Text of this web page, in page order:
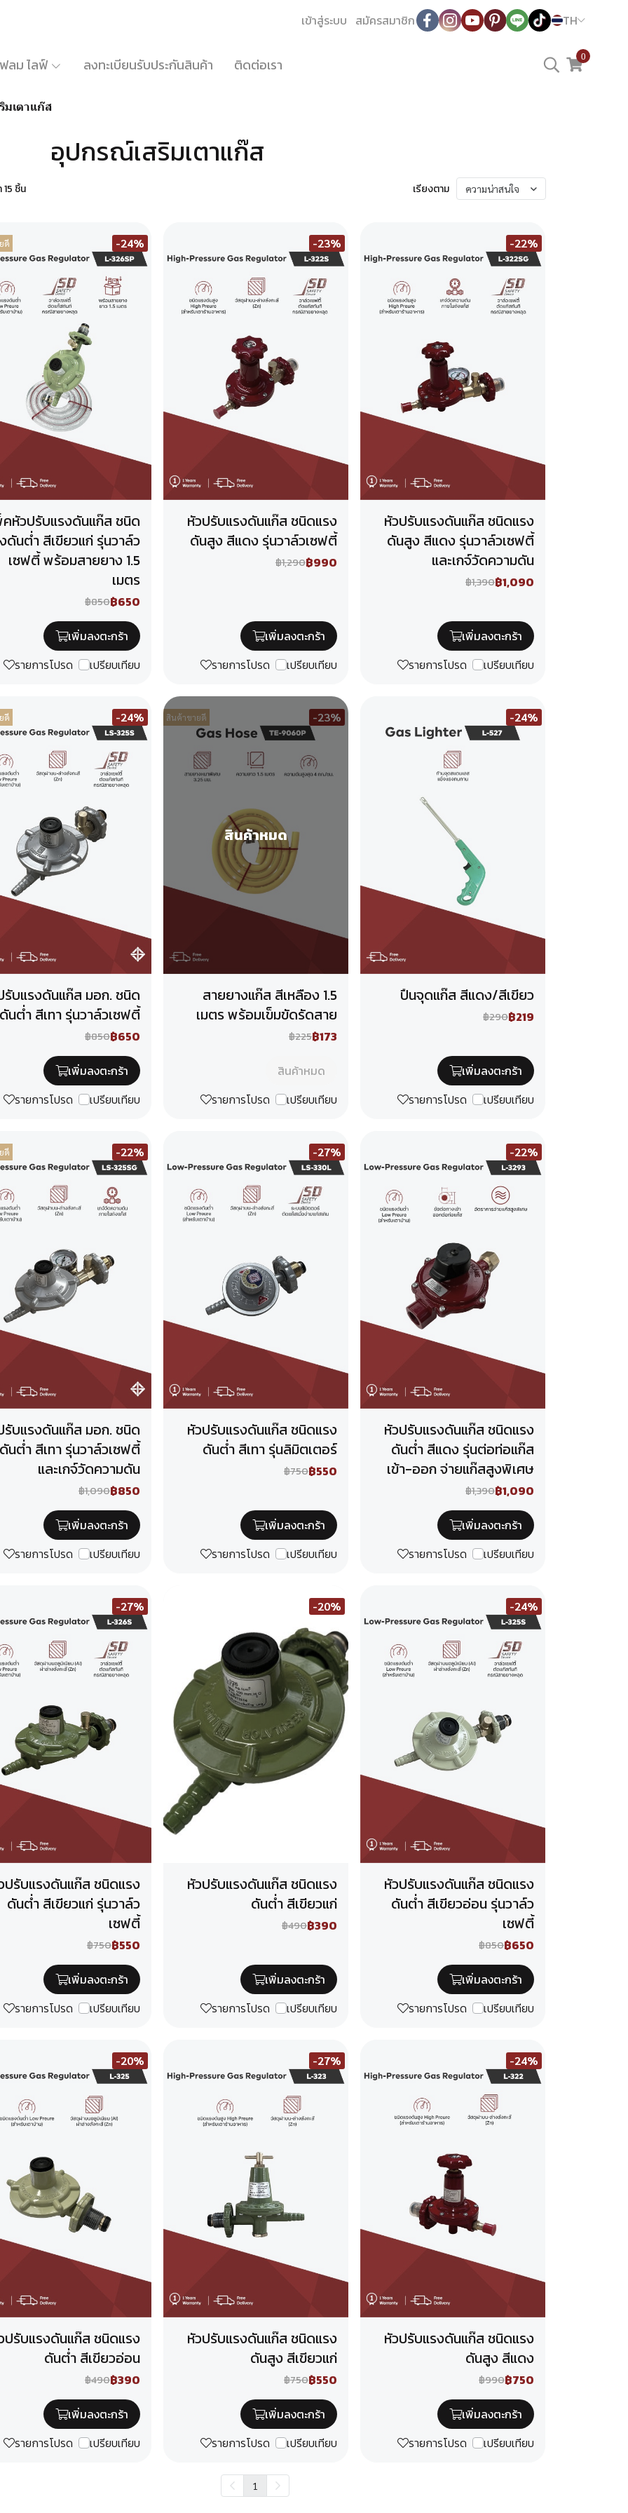
เข้าสู่ระบบ สมัครสมาชิก TH
ลม ไลฟ์ ลงทะเบียนรับประกันสินค้า ติดต่อเรา 0
มเตาแก๊ส
อุปกรณ์เสริมเตาแก๊ส
ชิ้น เรียงตาม ความน่าสนใจ
ดี -24%
หัวปรับแรงดันแก๊ส ชนิด
ดันต่ำ สีเขียวแก่ รุ่นวาล์ว
เซฟตี้ พร้อมสายยาง 1.5
เมตร
฿850฿650
เพิ่มลงตะกร้า
รายการโปรด
เปรียบเทียบ
-23%
หัวปรับแรงดันแก๊ส ชนิดแรง
ดันสูง สีแดง รุ่นวาล์วเซฟตี้
฿1,290฿990
เพิ่มลงตะกร้า
รายการโปรด
เปรียบเทียบ
-22%
หัวปรับแรงดันแก๊ส ชนิดแรง
ดันสูง สีแดง รุ่นวาล์วเซฟตี้
และเกจ์วัดความดัน
฿1,390฿1,090
เพิ่มลงตะกร้า
รายการโปรด
เปรียบเทียบ
ดี -24%
รับแรงดันแก๊ส มอก. ชนิด
นต่ำ สีเทา รุ่นวาล์วเซฟตี้
฿850฿650
เพิ่มลงตะกร้า
รายการโปรด
เปรียบเทียบ
สินค้าขายดี -23%
สินค้าหมด
สายยางแก๊ส สีเหลือง 1.5
เมตร พร้อมเข็มขัดรัดสาย
฿225฿173
สินค้าหมด
รายการโปรด
เปรียบเทียบ
-24%
ปืนจุดแก๊ส สีแดง/สีเขียว
฿290฿219
เพิ่มลงตะกร้า
รายการโปรด
เปรียบเทียบ
ดี -22%
รับแรงดันแก๊ส มอก. ชนิด
นต่ำ สีเทา รุ่นวาล์วเซฟตี้
และเกจ์วัดความดัน
฿1,090฿850
เพิ่มลงตะกร้า
รายการโปรด
เปรียบเทียบ
-27%
หัวปรับแรงดันแก๊ส ชนิดแรง
ดันต่ำ สีเทา รุ่นลิมิตเตอร์
฿750฿550
เพิ่มลงตะกร้า
รายการโปรด
เปรียบเทียบ
-22%
หัวปรับแรงดันแก๊ส ชนิดแรง
ดันต่ำ สีแดง รุ่นต่อท่อแก๊ส
เข้า-ออก จ่ายแก๊สสูงพิเศษ
฿1,390฿1,090
เพิ่มลงตะกร้า
รายการโปรด
เปรียบเทียบ
-27%
ปรับแรงดันแก๊ส ชนิดแรง
ดันต่ำ สีเขียวแก่ รุ่นวาล์ว
เซฟตี้
฿750฿550
เพิ่มลงตะกร้า
รายการโปรด
เปรียบเทียบ
-20%
หัวปรับแรงดันแก๊ส ชนิดแรง
ดันต่ำ สีเขียวแก่
฿490฿390
เพิ่มลงตะกร้า
รายการโปรด
เปรียบเทียบ
-24%
หัวปรับแรงดันแก๊ส ชนิดแรง
ดันต่ำ สีเขียวอ่อน รุ่นวาล์ว
เซฟตี้
฿850฿650
เพิ่มลงตะกร้า
รายการโปรด
เปรียบเทียบ
-20%
ปรับแรงดันแก๊ส ชนิดแรง
ดันต่ำ สีเขียวอ่อน
฿490฿390
เพิ่มลงตะกร้า
รายการโปรด
เปรียบเทียบ
-27%
หัวปรับแรงดันแก๊ส ชนิดแรง
ดันสูง สีเขียวแก่
฿750฿550
เพิ่มลงตะกร้า
รายการโปรด
เปรียบเทียบ
-24%
หัวปรับแรงดันแก๊ส ชนิดแรง
ดันสูง สีแดง
฿990฿750
เพิ่มลงตะกร้า
รายการโปรด
เปรียบเทียบ
1